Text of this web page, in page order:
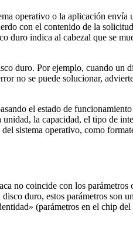
operativo o la aplicación
con el contenido de la
indica al cabezal que se
duro. Por ejemplo, cuando un
no se puede solucionar,
el estado de
la capacidad, el tipo de
sistema operativo, como
no coincide con los
duro, estos parámetros son
(parámetros en el chip